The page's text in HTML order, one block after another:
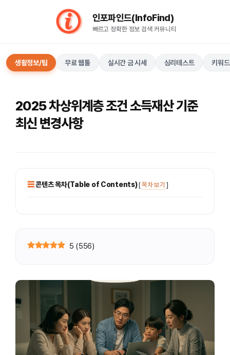
인포파인드(InfoFind)​​​​
빠르고 정확한 정보 검색 커뮤니티
생활정보/팁 무료 웹툴 실시간 금 시세 심리테스트 키워
2025 차상위계층 조건 소득재산 기준
최신 변경사항
콘텐츠 목차(Table of Contents)[목차 보기 ]
5 (556)